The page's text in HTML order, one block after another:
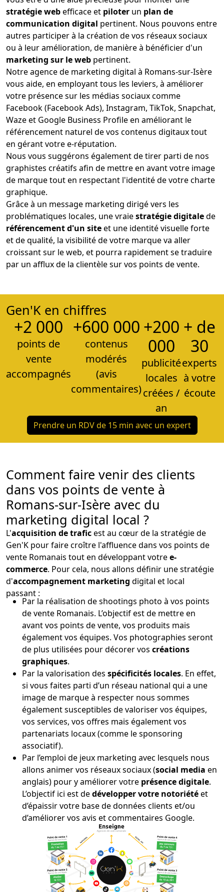
stratégie webefficace et piloter un plan de
communication digital pertinent. Nous pouvons entre
autres participer à la création de vos réseaux sociaux
ou à leur amélioration, de manière à bénéficier d'un
marketing sur le web pertinent.
Notre agence de marketing digital à Romans-sur-Isère
vous aide, en employant tous les leviers, à améliorer
votre présence sur les médias sociaux comme
Facebook (Facebook Ads), Instagram, TikTok, Snapchat,
Waze et Google Business Profile en améliorant le
référencement naturel de vos contenus digitaux tout
en gérant votre e-réputation.
Nous vous suggérons également de tirer parti de nos
graphistes créatifs afin de mettre en avant votre image
de marque tout en respectant l'identité de votre charte
graphique.
Grâce à un message marketing dirigé vers les
problématiques locales, une vraiestratégie digitalede
référencement d'un siteet une identité visuelle forte
et de qualité, la visibilité de votre marque va aller
croissant sur le web, et pourra rapidement se traduire
par un afflux de la clientèle sur vos points de vente.
Gen'K en chiffres
+2 000
points de
vente
accompagnés
+600 000
contenus
modérés
(avis
commentaires)
+200
000
publicité
locales
créées /
an
+ de
30
experts
à votre
écoute
Prendre un RDV de 15 min avec un expert
Comment faire venir des clients
dans vos points de vente à
Romans-sur-Isère avec du
marketing digital local ?
L'acquisition de traficest au cœur de la stratégie de
Gen'K pour faire croître l'affluence dans vos points de
vente Romanais tout en développant votree-
commerce. Pour cela, nous allons définir une stratégie
d'accompagnement marketing digital et local
passant :
Par la réalisation de shootings photo à vos points
de vente Romanais. L’objectif est de mettre en
avant vos points de vente, vos produits mais
également vos équipes. Vos photographies seront
de plus utilisées pour décorer vos créations
graphiques.
Par la valorisation des spécificités locales. En effet,
si vous faites parti d’un réseau national qui a une
image de marque à respecter nous sommes
également susceptibles de valoriser vos équipes,
vos services, vos offres mais également vos
partenariats locaux (comme le sponsoring
associatif).
Par l’emploi de jeux marketing avec lesquels nous
allons animer vos réseaux sociaux (social media en
anglais) pour y améliorer votre présence digitale.
L’objectif ici est dedévelopper votre notoriétéet
d’épaissir votre base de données clients et/ou
d’améliorer vos avis et commentaires Google.